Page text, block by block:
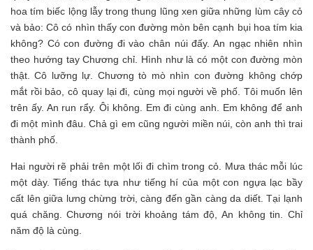
hoa tím biếc lộng lẫy trong thung lũng xen giữa những lùm cây cỏ
và bảo: Cô có nhìn thấy con đường mòn bên cạnh bụi hoa tím kia
không? Có con đường đi vào chân núi đấy. An ngạc nhiên nhìn
theo hướng tay Chương chỉ. Hình như là có một con đường mòn
thật. Cô lưỡng lự. Chương tò mò nhìn con đường không chớp
mắt rồi bảo, cô quay lại đi, cùng mọi người về phố. Tôi muốn lên
trên ấy. An run rẩy. Ôi không. Em đi cùng anh. Em không để anh
đi một mình đâu. Chả gì em cũng người miền núi, còn anh thì trai
thành phố.
Hai người rẽ phải trên một lối đi chìm trong cỏ. Mưa thác mỗi lúc
một dày. Tiếng thác tựa như tiếng hí của một con ngựa lạc bầy
cất lên giữa lưng chừng trời, càng đến gần càng da diết. Tại lạnh
quá chăng. Chương nói trời khoảng tám độ, An không tin. Chỉ
năm độ là cùng.